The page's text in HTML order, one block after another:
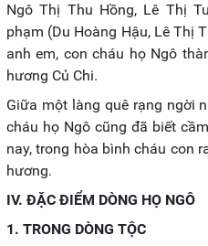
Ngô Thị Thu Hồng, Lê Thị
phạm (Du Hoàng Hậu, Lê Thị
anh em, con cháu họ Ngô
hương Củ Chi.
Giữa một làng quê rạng ngời
cháu họ Ngô cũng đã biết
nay, trong hòa bình cháu con
hương.
IV. ĐẶC ĐIỂM DÒNG HỌ NGÔ
1. TRONG DÒNG TỘC